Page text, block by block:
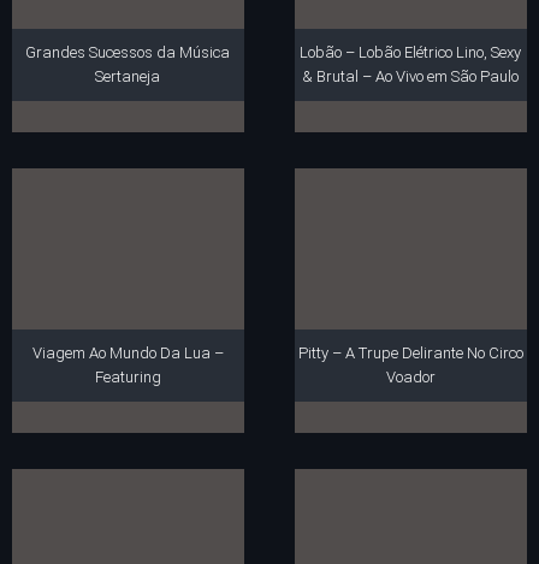
Grandes Sucessos da Música
Sertaneja
Lobão – Lobão Elétrico Lino, Sexy
& Brutal – Ao Vivo em São Paulo
Viagem Ao Mundo Da Lua –
Featuring
Pitty – A Trupe Delirante No Circo
Voador